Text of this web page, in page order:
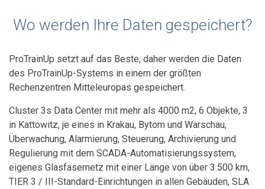
Wo werden Ihre Daten gespeichert?
ProTrainUp setzt auf das Beste, daher werden die Daten
des ProTrainUp-Systems in einem der größten
Rechenzentren Mitteleuropas gespeichert.
Cluster 3s Data Center mit mehr als 4000 m2, 6 Objekte, 3
in Kattowitz, je eines in Krakau, Bytom und Warschau,
Überwachung, Alarmierung, Steuerung, Archivierung und
Regulierung mit dem SCADA-Automatisierungssystem,
eigenes Glasfasernetz mit einer Länge von über 3.500 km,
TIER 3 / III-Standard-Einrichtungen in allen Gebäuden, SLA